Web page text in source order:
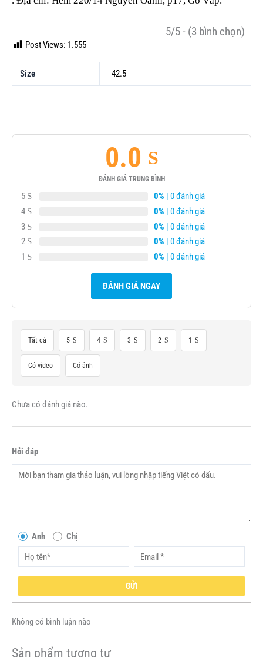
5/5 - (3 bình chọn)
Post Views: 1.555
Size 42.5
0.0
ĐÁNH GIÁ TRUNG BÌNH
5 0% | 0 đánh giá
4
0% | 0 đánh giá
3
0% | 0 đánh giá
2
0% | 0 đánh giá
1
0% | 0 đánh giá
ĐÁNH GIÁ NGAY
Tất cả 5 4 3 2 1
Có video Có ảnh
Chưa có đánh giá nào.
Hỏi đáp
Anh Chị
GỬI
Không có bình luận nào
Sản phẩm tương tự